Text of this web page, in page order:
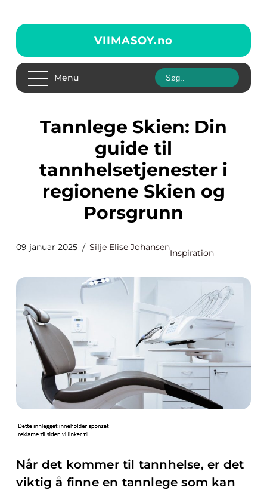
VIIMASOY.no
Menu
Tannlege Skien: Din
guide til
tannhelsetjenester i
regionene Skien og
Porsgrunn
09 januar 2025 Silje Elise Johansen
Inspiration
Når det kommer til tannhelse, er det
viktig å finne en tannlege som kan